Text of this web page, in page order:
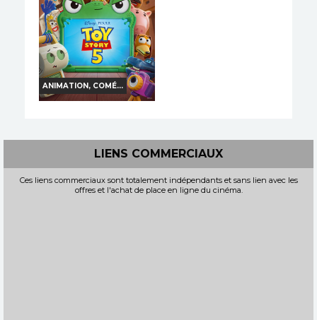
Réservation
INT. -12ans VO
VF
ANIMATION, COMÉ...
Horaires et Infos
Bande-annonce
Réservation
LIENS COMMERCIAUX
Ces liens commerciaux sont totalement indépendants et sans lien avec les
offres et l'achat de place en ligne du cinéma.